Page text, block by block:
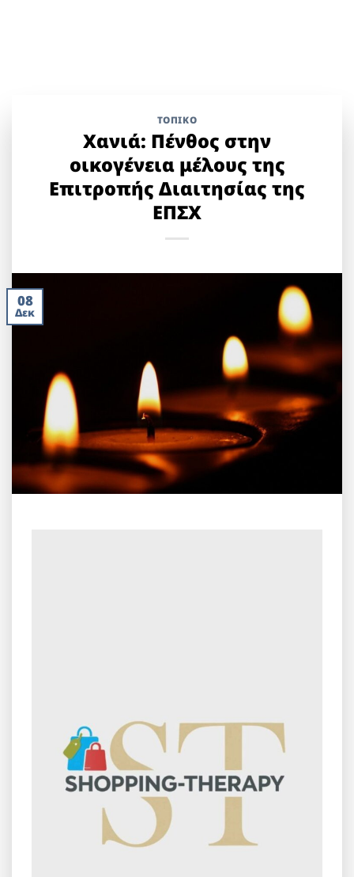
ΤΟΠΙΚΌ
Χανιά: Πένθος στην
οικογένεια μέλους της
Επιτροπής Διαιτησίας της
ΕΠΣΧ
08
Δεκ